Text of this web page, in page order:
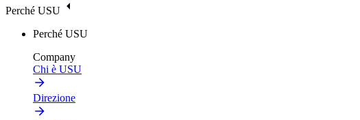
Perché USU
Perché USU
Company
Chi è USU
Direzione